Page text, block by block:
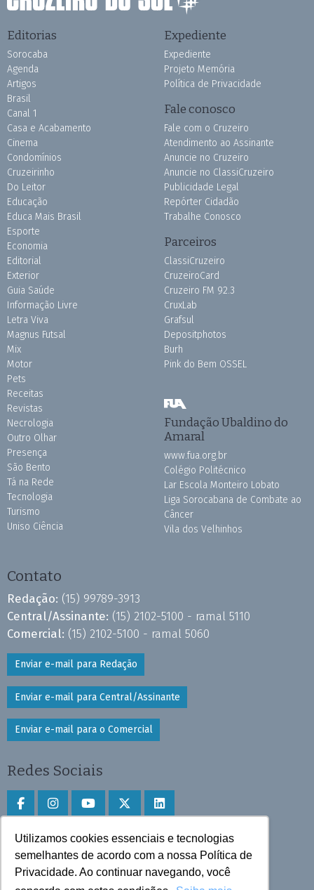
Utilizamos cookies essenciais e tecnologias
semelhantes de acordo com a nossa Política de
Privacidade. Ao continuar navegando, você
Editorias
Sorocaba
Agenda
Artigos
Brasil
Canal 1
Casa e Acabamento
Cinema
Condomínios
Cruzeirinho
Do Leitor
Educação
Educa Mais Brasil
Esporte
Economia
Editorial
Exterior
Guia Saúde
Informação Livre
Letra Viva
Magnus Futsal
Mix
Motor
Pets
Receitas
Revistas
Necrologia
Outro Olhar
Presença
São Bento
Tá na Rede
Tecnologia
Turismo
Uniso Ciência
Expediente
Expediente
Projeto Memória
Política de Privacidade
Fale conosco
Fale com o Cruzeiro
Atendimento ao Assinante
Anuncie no Cruzeiro
Anuncie no ClassiCruzeiro
Publicidade Legal
Repórter Cidadão
Trabalhe Conosco
Parceiros
ClassiCruzeiro
CruzeiroCard
Cruzeiro FM 92.3
CruxLab
Grafsul
Depositphotos
Burh
Pink do Bem OSSEL
Fundação Ubaldino do
Amaral
www.fua.org.br
Colégio Politécnico
Lar Escola Monteiro Lobato
Liga Sorocabana de Combate ao
Câncer
Vila dos Velhinhos
Contato
Redação: (15) 99789-3913
Central/Assinante: (15) 2102-5100 - ramal 5110
Comercial: (15) 2102-5100 - ramal 5060
Enviar e-mail para Redação
Enviar e-mail para Central/Assinante
Enviar e-mail para o Comercial
Redes Sociais
Faça download do aplicativo
Play Store e App Store